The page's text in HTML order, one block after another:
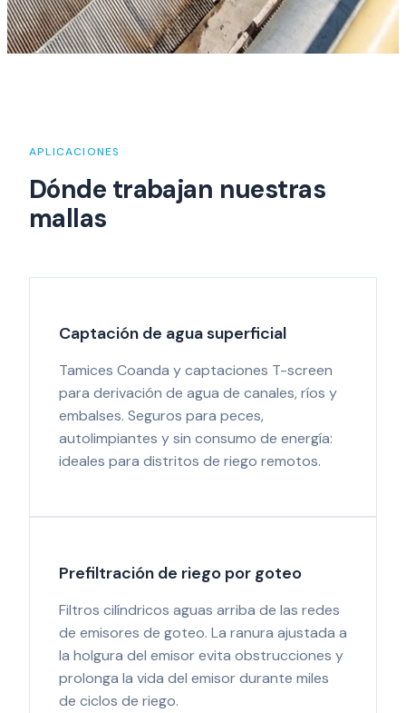
APLICACIONES
Dónde trabajan nuestras
mallas
Captación de agua superficial
Tamices Coanda y captaciones T-screen
para derivación de agua de canales, ríos y
embalses. Seguros para peces,
autolimpiantes y sin consumo de energía:
ideales para distritos de riego remotos.
Prefiltración de riego por goteo
Filtros cilíndricos aguas arriba de las redes
de emisores de goteo. La ranura ajustada a
la holgura del emisor evita obstrucciones y
prolonga la vida del emisor durante miles
de ciclos de riego.